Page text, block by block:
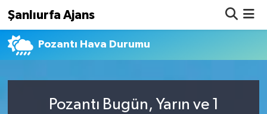
Şanlıurfa Ajans
Pozantı Hava Durumu
Pozantı Bugün, Yarın ve 1
Nöbetçi Eczaneler
Namaz Vakitleri